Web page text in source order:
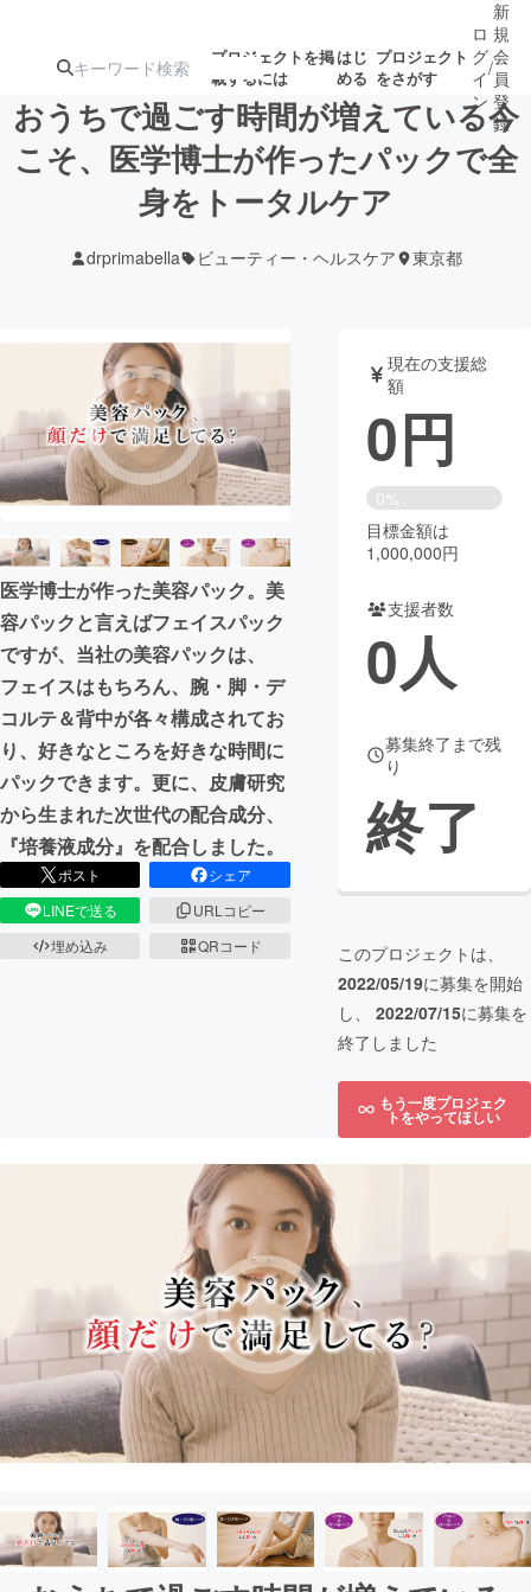
プロジェクトを掲
載するには
はじ
める
プロジェクト
をさがす
注目のリ 注目の新着プロ
ジェクト
募集終了が近いプ
テクノロジー・ガジェット
映像・映画 書籍・雑誌
ビジネス・起業 チャレンジ
まちづくり・地域活性化
CAMPFIRE for Social Good
CAMPFIRE Creation
CAMPFIREふるさと納税machi-ya コミュニティ
ロ
グ
イ
ン
/
新
規
会
員
登
録
おうちで過ごす時間が増えている今
こそ、医学博士が作ったパックで全
身をトータルケア
drprimabella ビューティー・ヘルスケア 東京都
医学博士が作った美容パック。美
容パックと言えばフェイスパック
ですが、当社の美容パックは、
フェイスはもちろん、腕・脚・デ
コルテ＆背中が各々構成されてお
り、好きなところを好きな時間に
パックできます。更に、皮膚研究
から生まれた次世代の配合成分、
『培養液成分』を配合しました。
ポスト
シェア
LINEで送る
URLコピー
埋め込み
QRコード
現在の支援総
額
0円
0%
目標金額は
1,000,000円
支援者数
0人
募集終了まで残
り
終了
このプロジェクトは、
2022/05/19に募集を開始
し、 2022/07/15に募集を
終了しました
もう一度プロジェク
トをやってほしい